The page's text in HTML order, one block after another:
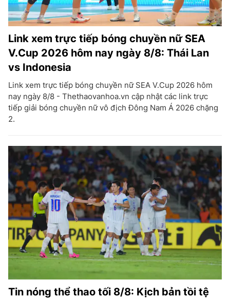
Link xem trực tiếp bóng chuyền nữ SEA
V.Cup 2026 hôm nay ngày 8/8: Thái Lan
vs Indonesia
Link xem trực tiếp bóng chuyền nữ SEA V.Cup 2026 hôm
nay ngày 8/8 - Thethaovanhoa.vn cập nhật các link trực
tiếp giải bóng chuyền nữ vô địch Đông Nam Á 2026 chặng
2.
Tin nóng thể thao tối 8/8: Kịch bản tồi tệ